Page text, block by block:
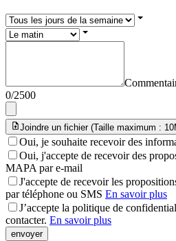
0/2500
Joindre un fichier (Taille maximum :
Oui, je souhaite recevoir des
Oui, j'accepte de recevoir des
MAPA par e-mail
J'accepte de recevoir les
par téléphone ou SMS En savoir plus
J’accepte la politique de
contacter. En savoir plus
envoyer